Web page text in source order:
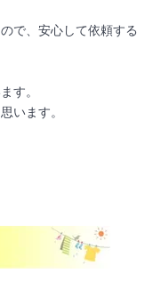
で、安心して依頼する
す。
います。